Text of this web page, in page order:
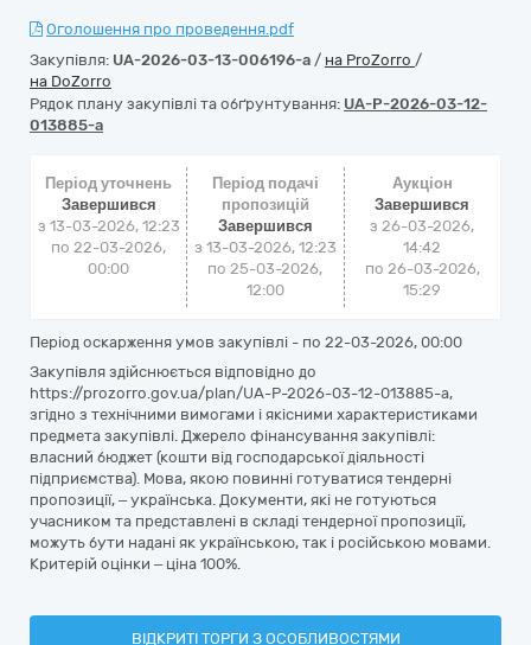
Оголошення про проведення.pdf
Закупівля: UA-2026-03-13-006196-a / на ProZorro /
на DoZorro
Рядок плану закупівлі та обґрунтування: UA-P-2026-03-12-
013885-a
Період уточнень
Завершився
з 13-03-2026, 12:23
по 22-03-2026,
00:00
Період подачі
пропозицій
Завершився
з 13-03-2026, 12:23
по 25-03-2026,
12:00
Аукціон
Завершився
з26-03-2026,
14:42
по 26-03-2026,
15:29
Період оскарження умов закупівлі - по 22-03-2026, 00:00
Закупівля здійснюється відповідно до
https://prozorro.gov.ua/plan/UA-P-2026-03-12-013885-a,
згідно з технічними вимогами і якісними характеристиками
предмета закупівлі. Джерело фінансування закупівлі:
власний бюджет (кошти від господарської діяльності
підприємства). Мова, якою повинні готуватися тендерні
пропозиції, – українська. Документи, які не готуються
учасником та представлені в складі тендерної пропозиції,
можуть бути надані як українською, так і російською мовами.
Критерій оцінки – ціна 100%.
ВІДКРИТІ ТОРГИ З ОСОБЛИВОСТЯМИ